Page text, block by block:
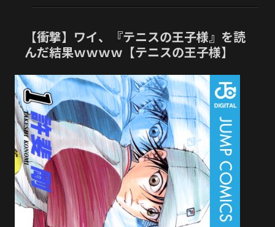
【衝撃】ワイ、『テニスの王子様』を読
んだ結果ｗｗｗｗ【テニスの王子様】